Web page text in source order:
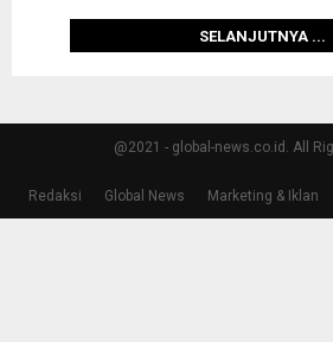
SELANJUTNYA ...
@2021 - global-news.co.id. All
Redaksi Global News Marketing & Iklan